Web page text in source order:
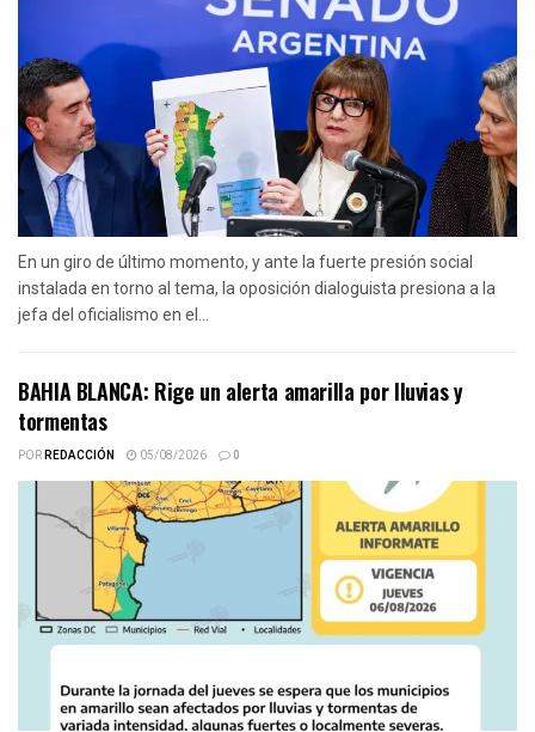
En un giro de último momento, y ante la fuerte presión social
instalada en torno al tema, la oposición dialoguista presiona a la
jefa del oficialismo en el...
BAHIA BLANCA: Rige un alerta amarilla por lluvias y
tormentas
PORREDACCIÓN 05/08/2026 0